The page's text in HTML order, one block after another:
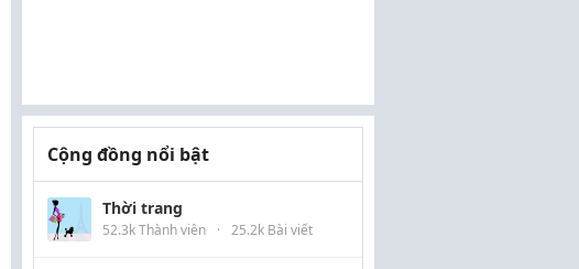
Cộng đồng nổi bật
Thời trang
52.3k Thành viên · 25.2k Bài viết